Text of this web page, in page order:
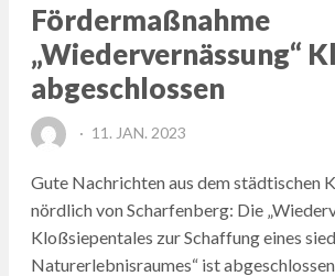
Fördermaßnahme
„Wiedervernässung“
abgeschlossen
POSTED
11. JAN. 2023
Gute Nachrichten aus dem städtischen
nördlich von Scharfenberg: Die
Kloßsiepentales zur Schaffung eines
Naturerlebnisraumes“ ist